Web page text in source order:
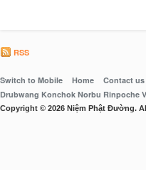
RSS
Switch to Mobile Home Contact us
Drubwang Konchok Norbu Rinpoche
Copyright © 2026 Niệm Phật Đường.